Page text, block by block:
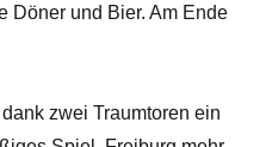
Döner und Bier. Am Ende
zwei Traumtoren ein